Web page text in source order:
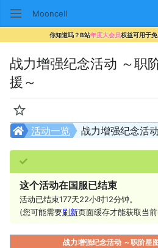
Mooncell
你知道吗？B站年度大会员权益可用于
战力增强纪念活动 ～职
援～
监视
活动一览
这个活动在国服已结束
活动已结束177天22小时12分钟。
(您可能需要刷新页面缓存才能获取当
战力增强纪念活动 ～职阶星